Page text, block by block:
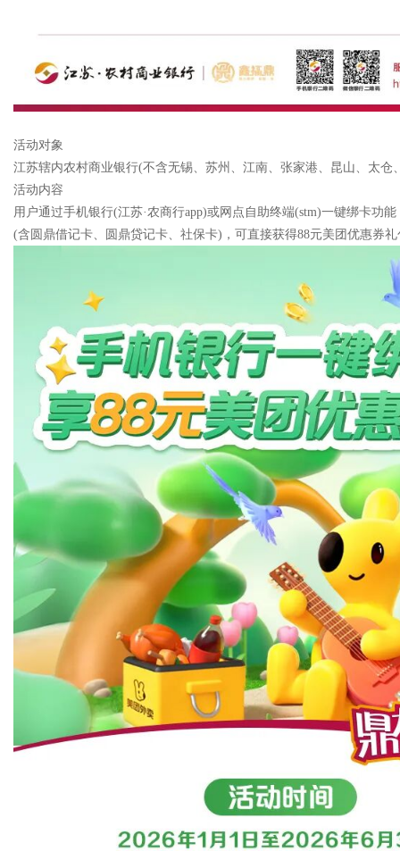
活动对象
江苏辖内农村商业银行(不含无锡、苏州、江南、张家港、昆山、太
活动内容
用户通过手机银行(江苏·农商行app)或网点自助终端(stm)一键绑卡
(含圆鼎借记卡、圆鼎贷记卡、社保卡)，可直接获得88元美团优惠券礼